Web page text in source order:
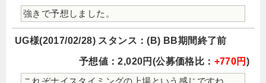
強きで予想しました。
UG様(2017/02/28) スタンス：(B) BB期間終了前
予想値：2,020円(公募価格比： +770円 )